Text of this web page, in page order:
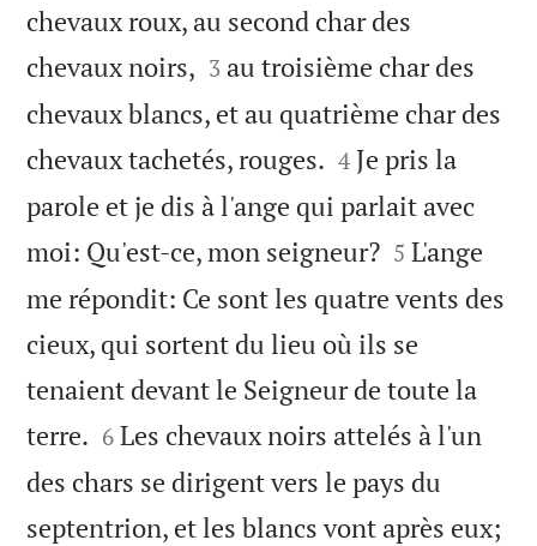
chevaux roux, au second char des
chevaux noirs, 

3 au troisième char des
chevaux blancs, et au quatrième char des
chevaux tachetés, rouges. 

4 Je pris la
parole et je dis à l'ange qui parlait avec
moi: Qu'est-ce, mon seigneur?
5 L'ange
me répondit: Ce sont les quatre vents des
cieux, qui sortent du lieu où ils se
tenaient devant le Seigneur de toute la
terre. 

6 Les chevaux noirs attelés à l'un
des chars se dirigent vers le pays du
septentrion, et les blancs vont après eux;